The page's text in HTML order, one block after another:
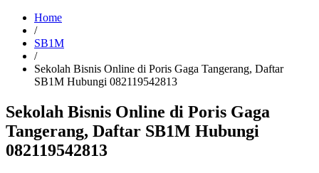
Home
/
SB1M
/
Sekolah Bisnis Online di Poris Gaga Tangerang, Daftar
SB1M Hubungi 082119542813
Sekolah Bisnis Online di Poris Gaga
Tangerang, Daftar SB1M Hubungi
082119542813